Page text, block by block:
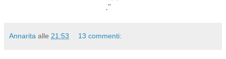
."
Annarita alle 21:53 13 commenti: